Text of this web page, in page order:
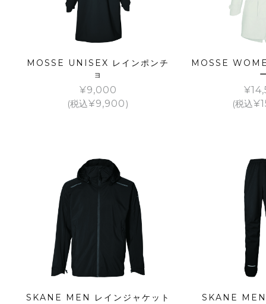
MOSSE UNISEX レインポンチ
ョ
¥9,000
(税込¥9,900)
MOSSE
¥
(税込¥
SKANE MEN レインジャケット SKANE MEN